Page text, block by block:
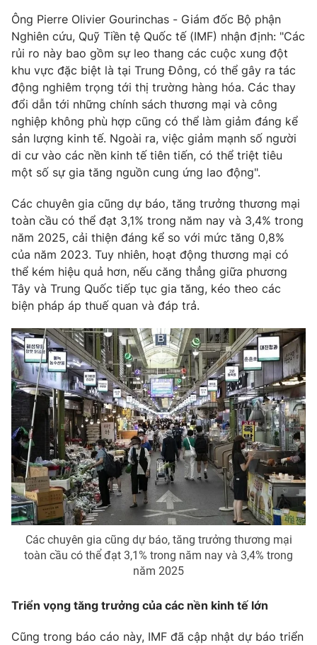
Thị trường 24h Tấm lòng Việt
VTV4 Vươn mình bằng AI
VTV9 VTV8
Liên hệ tòa soạn English
Theo dõi báo trên
Cơ quan chủ quản:Đài Truyền hình Việt Nam
Cơ quan báo chí:Thời báo VTV
Giấy phép hoạt động báo in và báo điện tử số 483/GP-BTTTT
cấp ngày 29/12/2023
Tổng Biên tập:Vũ Thanh Thủy
Phó Tổng Biên tập:Nguyễn Thị Mỹ Hạnh, Phạm Quốc Thắng,
Nguyễn Trọng Ninh
Tổng đài VTV:024.38 355 931 - 024.38 355 932
Ðiện thoại Thời báo VTV:024.66 897 897
Email:toasoan@vtv.vn
Liên hệ quảng cáo: 024-7300.7108
Ông Pierre Olivier Gourinchas - Giám đốc Bộ phận
Nghiên cứu, Quỹ Tiền tệ Quốc tế (IMF) nhận định: "Các
rủi ro này bao gồm sự leo thang các cuộc xung đột
khu vực đặc biệt là tại Trung Đông, có thể gây ra tác
động nghiêm trọng tới thị trường hàng hóa. Các thay
đổi dẫn tới những chính sách thương mại và công
nghiệp không phù hợp cũng có thể làm giảm đáng kể
sản lượng kinh tế. Ngoài ra, việc giảm mạnh số người
di cư vào các nền kinh tế tiên tiến, có thể triệt tiêu
một số sự gia tăng nguồn cung ứng lao động".
Các chuyên gia cũng dự báo, tăng trưởng thương mại
toàn cầu có thể đạt 3,1% trong năm nay và 3,4% trong
năm 2025, cải thiện đáng kể so với mức tăng 0,8%
của năm 2023. Tuy nhiên, hoạt động thương mại có
thể kém hiệu quả hơn, nếu căng thẳng giữa phương
Tây và Trung Quốc tiếp tục gia tăng, kéo theo các
biện pháp áp thuế quan và đáp trả.
Các chuyên gia cũng dự báo, tăng trưởng thương mại
toàn cầu có thể đạt 3,1% trong năm nay và 3,4% trong
năm 2025
Triển vọng tăng trưởng của các nền kinh tế lớn
Cũng trong báo cáo này, IMF đã cập nhật dự báo triển